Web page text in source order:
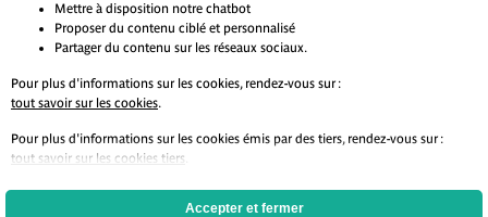
Mettre à disposition notre chatbot
Proposer du contenu ciblé et personnalisé
Partager du contenu sur les réseaux sociaux.
Pour plus d'informations sur les cookies, rendez-vous sur :
tout savoir sur les cookies.
Pour plus d'informations sur les cookies émis par des tiers, rendez-vous sur :
tout savoir sur les cookies tiers
Accepter et fermer